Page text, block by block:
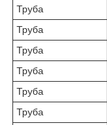
Труба
Труба
Труба
Труба
Труба
Труба